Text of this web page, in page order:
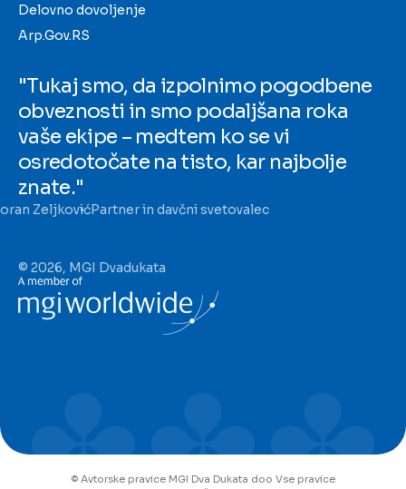
Delovno dovoljenje
Arp.Gov.RS
"Tukaj smo, da izpolnimo pogodbene
obveznosti in smo podaljšana roka
vaše ekipe – medtem ko se vi
osredotočate na tisto, kar najbolje
znate."
ZeljkovićPartner in davčni svetovalec
© 2026, MGI Dvadukata
© Avtorske pravice MGI Dva Dukata doo Vse pravice